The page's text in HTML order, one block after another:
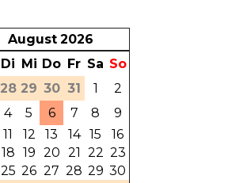
August 2026
Di Mi Do Fr Sa So
28 29 30 31 1
2
4 5 6 7 8
9
11 12 13 14 15
16
18 19 20 21 22 23
25 26 27 28 29 30